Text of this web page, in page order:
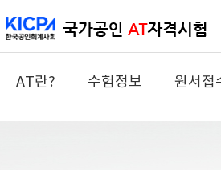
AT란? 수험정보 원서접